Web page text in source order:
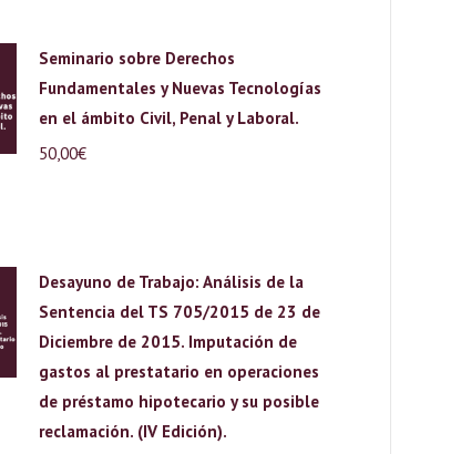
Seminario sobre Derechos
Fundamentales y Nuevas Tecnologías
en el ámbito Civil, Penal y Laboral.
50,00€
Desayuno de Trabajo: Análisis de la
Sentencia del TS 705/2015 de 23 de
Diciembre de 2015. Imputación de
gastos al prestatario en operaciones
de préstamo hipotecario y su posible
reclamación. (IV Edición).